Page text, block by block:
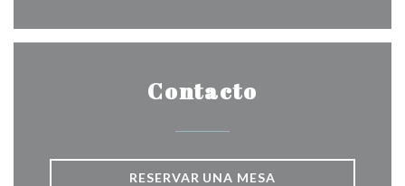
Contacto
RESERVAR UNA MESA